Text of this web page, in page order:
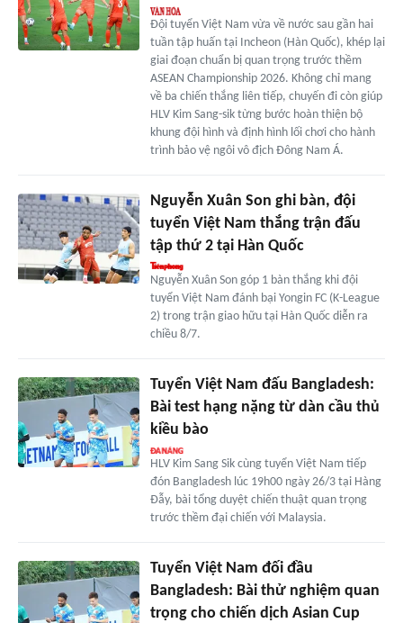
Đội tuyển Việt Nam vừa về nước sau gần hai
tuần tập huấn tại Incheon (Hàn Quốc), khép lại
giai đoạn chuẩn bị quan trọng trước thềm
ASEAN Championship 2026. Không chỉ mang
về ba chiến thắng liên tiếp, chuyến đi còn giúp
HLV Kim Sang-sik từng bước hoàn thiện bộ
khung đội hình và định hình lối chơi cho hành
trình bảo vệ ngôi vô địch Đông Nam Á.
Nguyễn Xuân Son ghi bàn, đội
tuyển Việt Nam thắng trận đấu
tập thứ 2 tại Hàn Quốc
Nguyễn Xuân Son góp 1 bàn thắng khi đội
tuyển Việt Nam đánh bại Yongin FC (K-League
2) trong trận giao hữu tại Hàn Quốc diễn ra
chiều 8/7.
Tuyển Việt Nam đấu Bangladesh:
Bài test hạng nặng từ dàn cầu thủ
kiều bào
HLV Kim Sang Sik cùng tuyển Việt Nam tiếp
đón Bangladesh lúc 19h00 ngày 26/3 tại Hàng
Đẫy, bài tổng duyệt chiến thuật quan trọng
trước thềm đại chiến với Malaysia.
Tuyển Việt Nam đối đầu
Bangladesh: Bài thử nghiệm quan
trọng cho chiến dịch Asian Cup